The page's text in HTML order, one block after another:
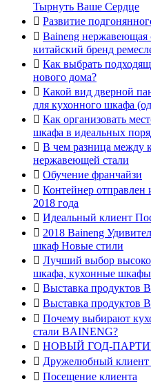
Тырнуть Ваше Сердце
 Развитие
 Baineng нержавеющая
китайский бренд
 Как выбрать
нового дома?
 Какой вид дверной
для кухонного шкафа
 Как организовать
шкафа в идеальных
 В чем разница между
нержавеющей стали
 Обучение франчайзи
 Контейнер
2018 года
 Идеальный клиент
 2018 Baineng
шкаф Новые стили
 Лучший выбор
шкафа, кухонные
 Выставка продуктов
 Выставка продуктов
 Почему выбирают
стали BAINENG?
 НОВЫЙ ГОД-
 Дружелюбный клиент
 Посещение клиента